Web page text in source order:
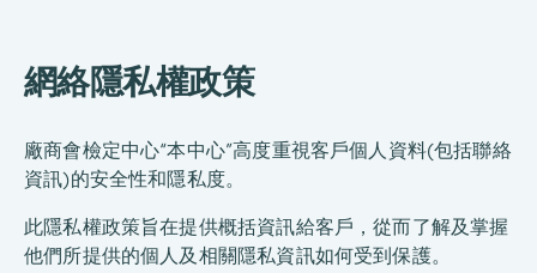
網絡隱私權政策
廠商會檢定中心“本中心”高度重視客戶個人資料(包括聯絡
資訊)的安全性和隱私度。
此隱私權政策旨在提供概括資訊給客戶，從而了解及掌握
他們所提供的個人及相關隱私資訊如何受到保護。